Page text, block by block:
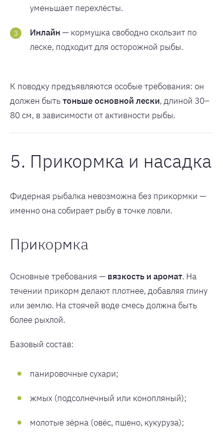
уменьшает перехлёсты.
Инлайн — кормушка свободно скользит по
леске, подходит для осторожной рыбы.
К поводку предъявляются особые требования: он
должен быть тоньше основной лески, длиной 30–
80 см, в зависимости от активности рыбы.
5. Прикормка и насадка
Фидерная рыбалка невозможна без прикормки —
именно она собирает рыбу в точке ловли.
Прикормка
Основные требования — вязкость и аромат. На
течении прикорм делают плотнее, добавляя глину
или землю. На стоячей воде смесь должна быть
более рыхлой.
Базовый состав:
панировочные сухари;
жмых (подсолнечный или конопляный);
молотые зёрна (овёс, пшено, кукуруза);